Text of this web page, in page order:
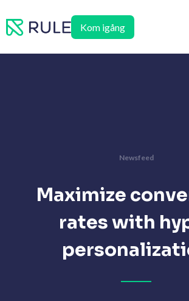
till
Kom igång
Newsfeed
Maximize
rates with